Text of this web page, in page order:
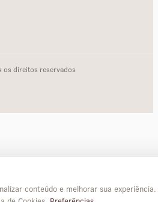
conteúdo e melhorar sua experiência.
os direitos reservados